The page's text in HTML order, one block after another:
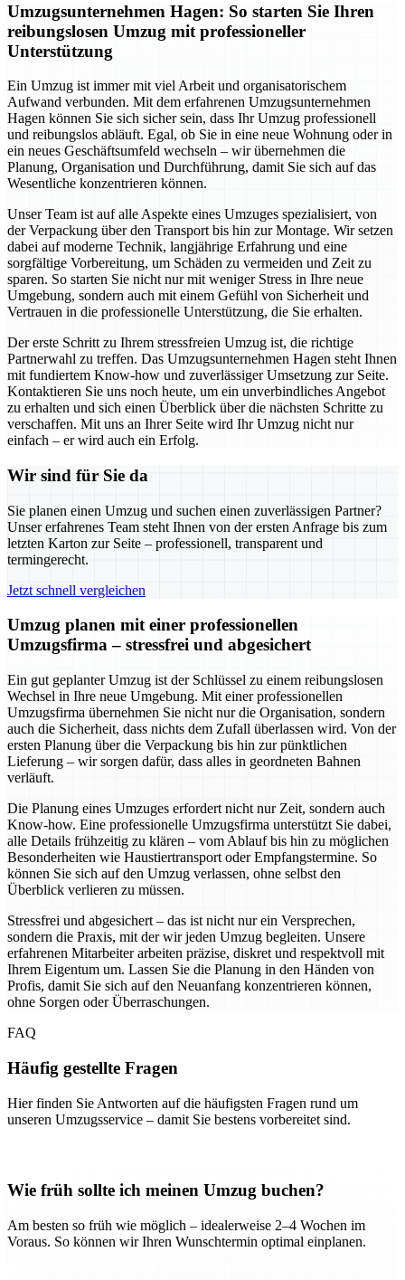
Umzugsunternehmen Hagen: So starten Sie Ihren
reibungslosen Umzug mit professioneller
Unterstützung
Ein Umzug ist immer mit viel Arbeit und organisatorischem
Aufwand verbunden. Mit dem erfahrenen Umzugsunternehmen
Hagen können Sie sich sicher sein, dass Ihr Umzug professionell
und reibungslos abläuft. Egal, ob Sie in eine neue Wohnung oder in
ein neues Geschäftsumfeld wechseln – wir übernehmen die
Planung, Organisation und Durchführung, damit Sie sich auf das
Wesentliche konzentrieren können.
Unser Team ist auf alle Aspekte eines Umzuges spezialisiert, von
der Verpackung über den Transport bis hin zur Montage. Wir setzen
dabei auf moderne Technik, langjährige Erfahrung und eine
sorgfältige Vorbereitung, um Schäden zu vermeiden und Zeit zu
sparen. So starten Sie nicht nur mit weniger Stress in Ihre neue
Umgebung, sondern auch mit einem Gefühl von Sicherheit und
Vertrauen in die professionelle Unterstützung, die Sie erhalten.
Der erste Schritt zu Ihrem stressfreien Umzug ist, die richtige
Partnerwahl zu treffen. Das Umzugsunternehmen Hagen steht Ihnen
mit fundiertem Know-how und zuverlässiger Umsetzung zur Seite.
Kontaktieren Sie uns noch heute, um ein unverbindliches Angebot
zu erhalten und sich einen Überblick über die nächsten Schritte zu
verschaffen. Mit uns an Ihrer Seite wird Ihr Umzug nicht nur
einfach – er wird auch ein Erfolg.
Wir sind für Sie da
Sie planen einen Umzug und suchen einen zuverlässigen Partner?
Unser erfahrenes Team steht Ihnen von der ersten Anfrage bis zum
letzten Karton zur Seite – professionell, transparent und
termingerecht.
Jetzt schnell vergleichen
Umzug planen mit einer professionellen
Umzugsfirma – stressfrei und abgesichert
Ein gut geplanter Umzug ist der Schlüssel zu einem reibungslosen
Wechsel in Ihre neue Umgebung. Mit einer professionellen
Umzugsfirma übernehmen Sie nicht nur die Organisation, sondern
auch die Sicherheit, dass nichts dem Zufall überlassen wird. Von der
ersten Planung über die Verpackung bis hin zur pünktlichen
Lieferung – wir sorgen dafür, dass alles in geordneten Bahnen
verläuft.
Die Planung eines Umzuges erfordert nicht nur Zeit, sondern auch
Know-how. Eine professionelle Umzugsfirma unterstützt Sie dabei,
alle Details frühzeitig zu klären – vom Ablauf bis hin zu möglichen
Besonderheiten wie Haustiertransport oder Empfangstermine. So
können Sie sich auf den Umzug verlassen, ohne selbst den
Überblick verlieren zu müssen.
Stressfrei und abgesichert – das ist nicht nur ein Versprechen,
sondern die Praxis, mit der wir jeden Umzug begleiten. Unsere
erfahrenen Mitarbeiter arbeiten präzise, diskret und respektvoll mit
Ihrem Eigentum um. Lassen Sie die Planung in den Händen von
Profis, damit Sie sich auf den Neuanfang konzentrieren können,
ohne Sorgen oder Überraschungen.
FAQ
Häufig gestellte Fragen
Hier finden Sie Antworten auf die häufigsten Fragen rund um
unseren Umzugsservice – damit Sie bestens vorbereitet sind.
Wie früh sollte ich meinen Umzug buchen?
Am besten so früh wie möglich – idealerweise 2–4 Wochen im
Voraus. So können wir Ihren Wunschtermin optimal einplanen.